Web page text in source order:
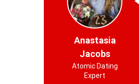
Anastasia
Jacobs
Atomic Dating
Expert